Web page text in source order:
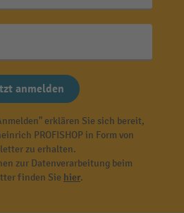
anmelden
erklären Sie sich bereit,
PROFISHOP in Form von
zu erhalten.
zur Datenverarbeitung beim
finden Sie hier.